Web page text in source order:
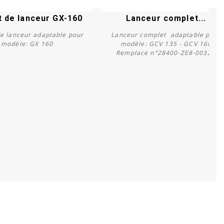
de lanceur GX-160
lanceur adaptable pour
modèle: GX 160
Lanceur complet...
Lanceur complet adaptable pour
modèle: GCV 135 - GCV 160
Remplace n°28400-ZE8-003ZB